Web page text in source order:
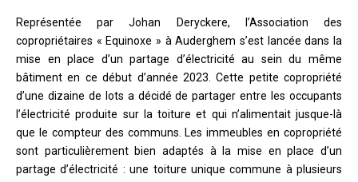
Représentée par Johan Deryckere, l’Association des
copropriétaires « Equinoxe » à Auderghem s’est lancée dans la
mise en place d’un partage d’électricité au sein du même
bâtiment en ce début d’année 2023. Cette petite copropriété
d’une dizaine de lots a décidé de partager entre les occupants
l’électricité produite sur la toiture et qui n’alimentait jusque-là
que le compteur des communs. Les immeubles en copropriété
sont particulièrement bien adaptés à la mise en place d’un
partage d’électricité : une toiture unique commune à plusieurs